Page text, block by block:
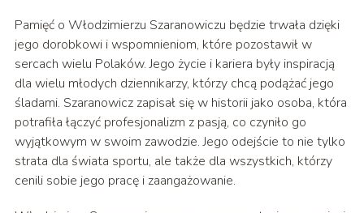
Pamięć o Włodzimierzu Szaranowiczu będzie trwała dzięki
jego dorobkowi i wspomnieniom, które pozostawił w
sercach wielu Polaków. Jego życie i kariera były inspiracją
dla wielu młodych dziennikarzy, którzy chcą podążać jego
śladami. Szaranowicz zapisał się w historii jako osoba, która
potrafiła łączyć profesjonalizm z pasją, co czyniło go
wyjątkowym w swoim zawodzie. Jego odejście to nie tylko
strata dla świata sportu, ale także dla wszystkich, którzy
cenili sobie jego pracę i zaangażowanie.